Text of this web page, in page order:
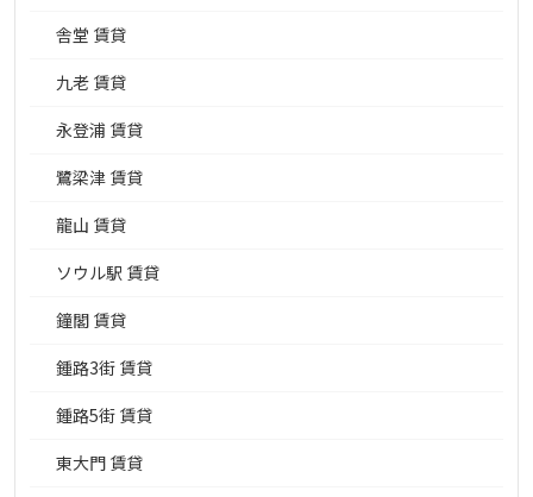
舎堂 賃貸
九老 賃貸
永登浦 賃貸
鷺梁津 賃貸
龍山 賃貸
ソウル駅 賃貸
鐘閣 賃貸
鍾路3街 賃貸
鍾路5街 賃貸
東大門 賃貸